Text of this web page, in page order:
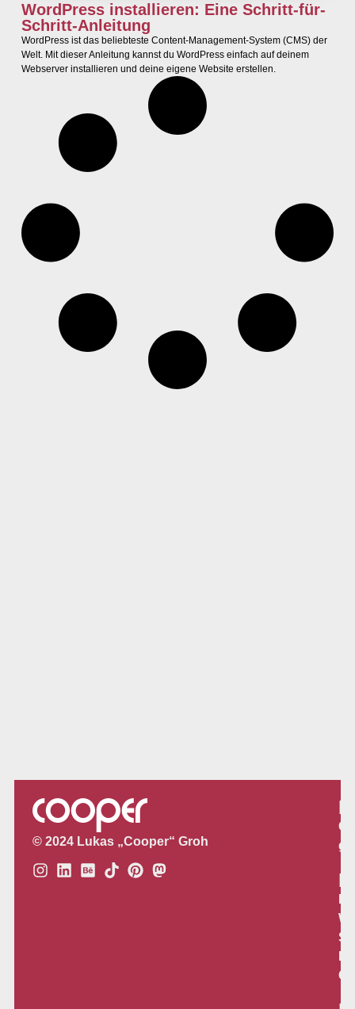
WordPress installieren: Eine Schritt-für-
Schritt-Anleitung
WordPress ist das beliebteste Content-Management-System (CMS) der
Welt. Mit dieser Anleitung kannst du WordPress einfach auf deinem
Webserver installieren und deine eigene Website erstellen.
© 2024 Lukas „Cooper“ Groh